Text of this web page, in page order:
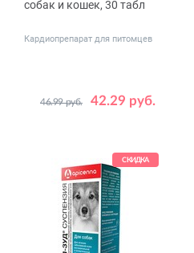
собак и кошек, 30 табл
Кардиопрепарат для питомцев
42.29 руб.
46.99 руб.
Дозировка,
1.25
2.5
СКИДКА